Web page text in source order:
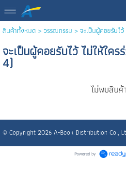
สินค้าทั้งหมด > วรรณกรรม > จะเป็นผู้คอยรับไ
จะเป็นผู้คอยรับไว้ ไม่ให้ใค
4)
ไม่พบสินค้า
© Copyright 2026 A-Book Distribution Co.,